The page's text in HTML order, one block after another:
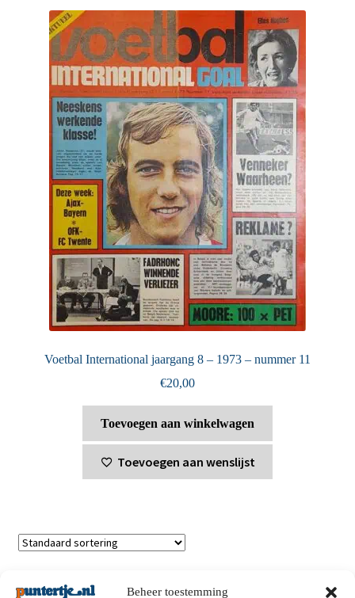
Beheer toestemming
Voetbal International jaargang 8 – 1973 – nummer 11
€20,00
Toevoegen aan winkelwagen
Toevoegen aan wenslijst